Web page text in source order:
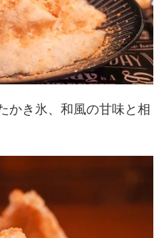
かき氷、和風の甘味と相